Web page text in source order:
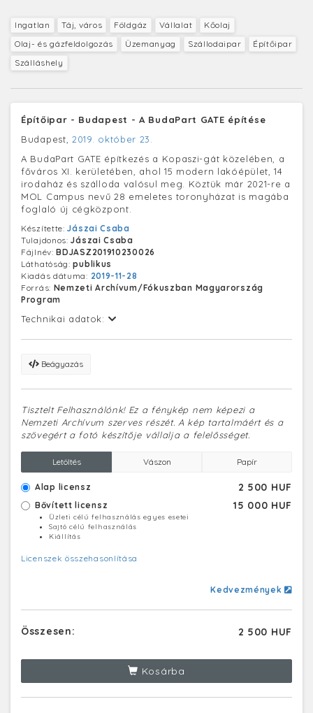
Ingatlan Táj, város Földgáz Vállalat
Kőolaj
Olaj- és gázfeldolgozás
Üzemanyag Szállodaipar
Építőipar
Szálláshely
Építőipar - Budapest - A BudaPart GATE építése
Budapest, 2019. október 23.
A BudaPart GATE építkezés a Kopaszi-gát közelében, a
főváros XI. kerületében, ahol 15 modern lakóépület, 14
irodaház és szálloda valósul meg. Köztük már 2021-re a
MOL Campus nevű 28 emeletes toronyházat is magába
foglaló új cégközpont.
Készítette:Jászai Csaba
Tulajdonos:Jászai Csaba
Fájlnév:BDJASZ201910230026
Láthatóság:publikus
Kiadás dátuma: 2019-11-28
Forrás: Nemzeti Archívum/Fókuszban Magyarország
Program
Technikai adatok:
Beágyazás
Tisztelt Felhasználónk! Ez a fénykép nem képezi a
Nemzeti Archívum szerves részét. A kép tartalmáért és a
szövegért a fotó készítője vállalja a felelősséget.
Letöltés Vászon Papír
Alap licensz 2 500 HUF
Bővített licensz 15 000 HUF
Üzleti célú felhasználás egyes esetei
Sajtó célú felhasználás
Kiállítás
Licenszek összehasonlítása
Kedvezmények
Összesen: 2 500 HUF
Kosárba